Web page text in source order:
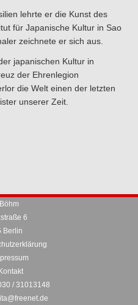
lehrte er die Kunst des
für Japanische Kultur in Sao
zeichnete er sich aus.
japanischen Kultur in
der Ehrenlegion
die Welt einen der letzten
unserer Zeit.
6
Berlin
Kontakt
/ 31013148